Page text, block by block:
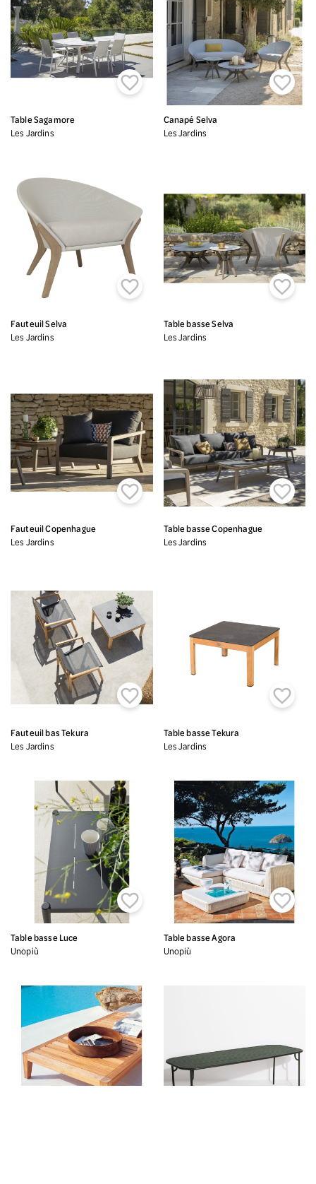

Table Sagamore
Les Jardins

Canapé Selva
Les Jardins

Fauteuil Selva
Les Jardins

Table basse Selva
Les Jardins

Fauteuil Copenhague
Les Jardins

Table basse Copenhague
Les Jardins

Fauteuil bas Tekura
Les Jardins

Table basse Tekura
Les Jardins

Table basse Luce
Unopiù

Table basse Agora
Unopiù